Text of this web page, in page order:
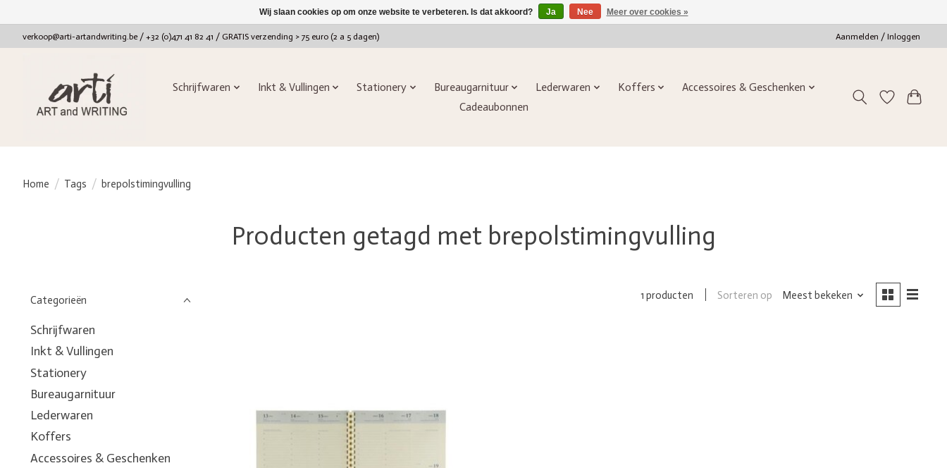
verkoop@arti-artandwriting.be/ +32 (0)471 41 82 41 / GRATIS verzending > 75 euro (2 a 5 dagen) Aanmelden / Inloggen
Schrijfwaren Inkt & Vullingen Stationery Bureaugarnituur Lederwaren Koffers
Accessoires & Geschenken
Cadeaubonnen
Home / Tags / brepolstimingvulling
Producten getagd met brepolstimingvulling
Categorieën
Schrijfwaren
Inkt & Vullingen
Stationery
Bureaugarnituur
Lederwaren
Koffers
Accessoires & Geschenken
1 producten Sorteren op Meest bekeken
Wij slaan cookies op om onze website te verbeteren. Is dat akkoord? Ja Nee Meer over cookies »